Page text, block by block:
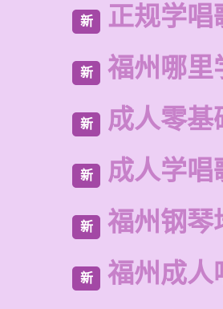
新 正规学唱
新 福州哪里
新 成人零基
新 成人学唱
新 福州钢琴
新 福州成人